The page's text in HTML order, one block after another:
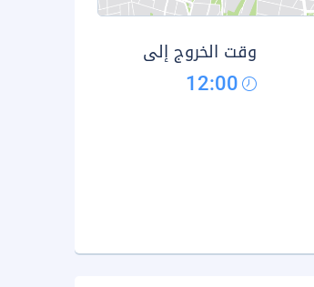
وقت الخروج إلى
12:00